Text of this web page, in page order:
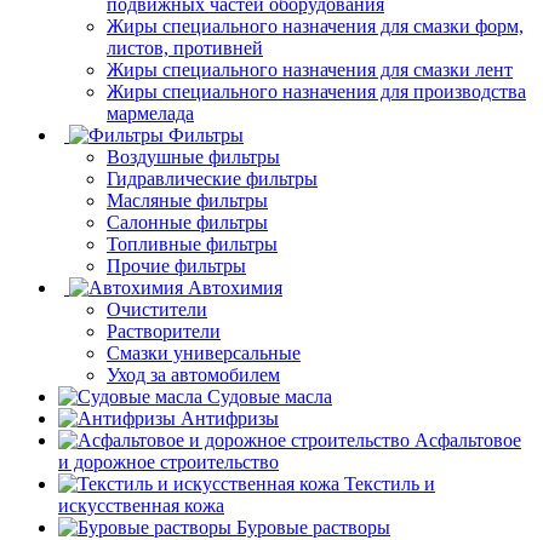
подвижных частей оборудования
Жиры специального назначения для смазки форм,
листов, противней
Жиры специального назначения для смазки лент
Жиры специального назначения для производства
мармелада
Фильтры
Воздушные фильтры
Гидравлические фильтры
Масляные фильтры
Салонные фильтры
Топливные фильтры
Прочие фильтры
Автохимия
Очистители
Растворители
Смазки универсальные
Уход за автомобилем
Судовые масла
Антифризы
Асфальтовое
и дорожное строительство
Текстиль и
искусственная кожа
Буровые растворы